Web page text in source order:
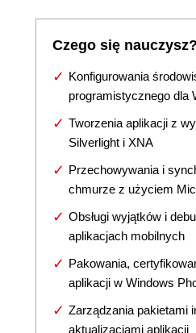
Czego się nauczysz?
Konfigurowania
programistycznego dla
Tworzenia aplikacji z
Silverlight i XNA
Przechowywania i
chmurze z użyciem
Obsługi wyjątków i
aplikacjach mobilnych
Pakowania,
aplikacji w Windows
Zarządzania pakietami
aktualizacjami aplikacji